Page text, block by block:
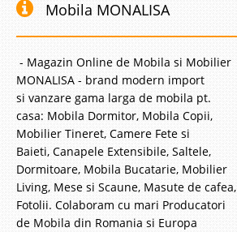
Mobila MONALISA
- Magazin Online de Mobila si Mobilier
MONALISA - brand modern import
si vanzare gama larga de mobila pt.
casa: Mobila Dormitor, Mobila Copii,
Mobilier Tineret, Camere Fete si
Baieti, Canapele Extensibile, Saltele,
Dormitoare, Mobila Bucatarie, Mobilier
Living, Mese si Scaune, Masute de cafea,
Fotolii. Colaboram cu mari Producatori
de Mobila din Romania si Europa